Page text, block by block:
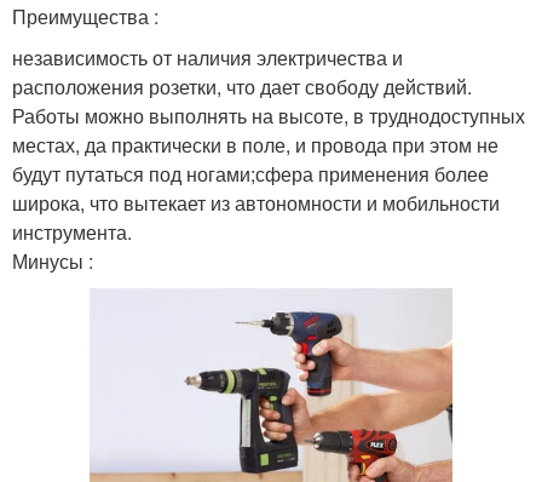
Преимущества :
независимость от наличия электричества и
расположения розетки, что дает свободу действий.
Работы можно выполнять на высоте, в труднодоступных
местах, да практически в поле, и провода при этом не
будут путаться под ногами;сфера применения более
широка, что вытекает из автономности и мобильности
инструмента.
Минусы :